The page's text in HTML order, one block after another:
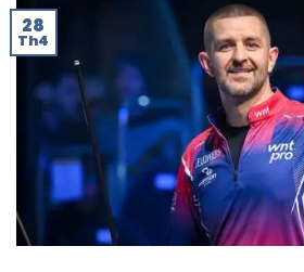
28
Th4